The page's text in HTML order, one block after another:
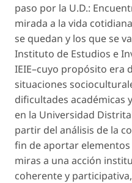
paso por la U.D.:
mirada a la vida
se quedan y los que se
Instituto de Estudios e
IEIE–cuyo propósito era
situaciones
dificultades académicas
en la Universidad
partir del análisis de la
fin de aportar
miras a una acción
coherente y